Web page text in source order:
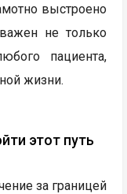
выстроено
не только
пациента,
жизни.
этот путь
за границей